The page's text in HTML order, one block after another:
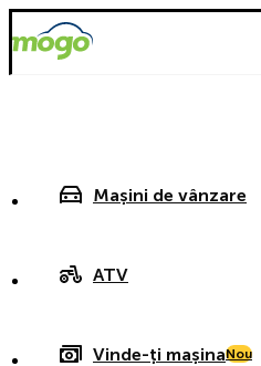
Mașini de vânzare
ATV
Vinde-ți mașinaNou